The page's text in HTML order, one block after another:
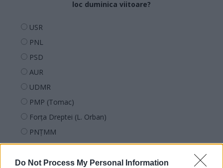
Do Not Process My Personal Information
loc duminica viitoare?
USR
PNL
PSD
AUR
UDMR
PMP (Tomac)
Forța Dreptei (L. Orban)
PNȚMM
REPER
SENS